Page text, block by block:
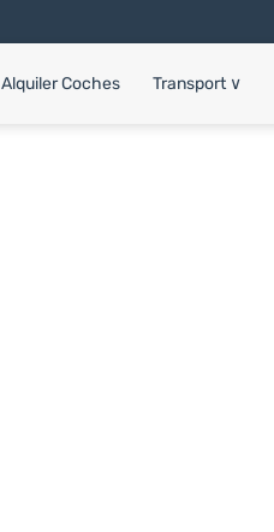
Alquiler Coches Transport ∨